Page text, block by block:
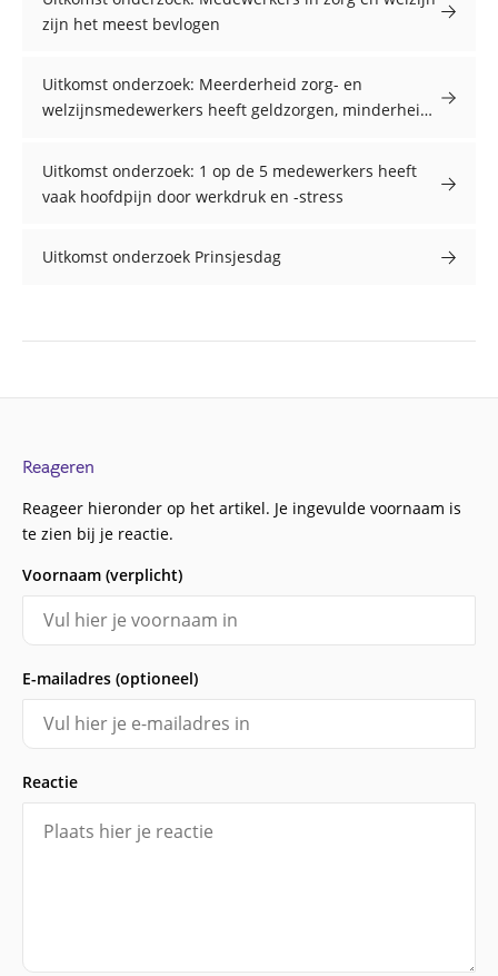
zijn het meest bevlogen
Uitkomst onderzoek: Meerderheid zorg- en
welzijnsmedewerkers heeft geldzorgen, minderheid
Uitkomst onderzoek: 1 op de 5 medewerkers heeft
vaak hoofdpijn door werkdruk en -stress
Uitkomst onderzoek Prinsjesdag
Reageren
Reageer hieronder op het artikel. Je ingevulde voornaam is
te zien bij je reactie.
Voornaam (verplicht)
E-mailadres (optioneel)
Reactie